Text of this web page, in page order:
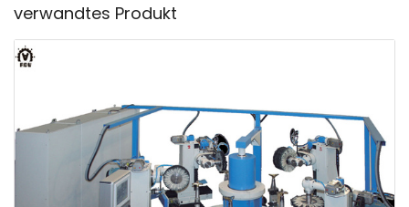
verwandtes Produkt